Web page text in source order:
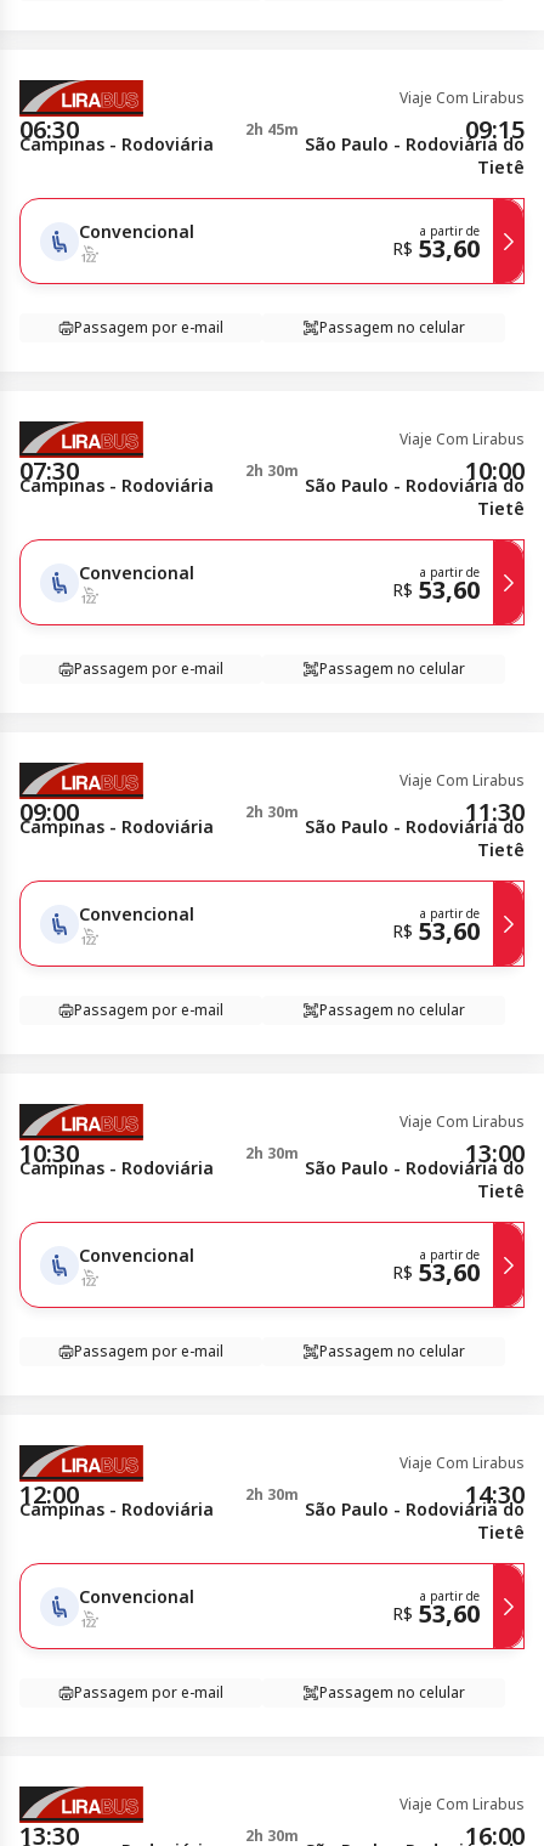
Viaje Com Lirabus
06:30 2h 45m 09:15
Campinas - Rodoviária
São Paulo - Rodoviária do
Tietê
Convencional a partir de
R$ 53,60
Passagem por e-mail Passagem no celular
Viaje Com Lirabus
07:30 2h 30m 10:00
Campinas - Rodoviária
São Paulo - Rodoviária do
Tietê
Convencional a partir de
R$ 53,60
Passagem por e-mail Passagem no celular
Viaje Com Lirabus
09:00 2h 30m 11:30
Campinas - Rodoviária
São Paulo - Rodoviária do
Tietê
Convencional a partir de
R$ 53,60
Passagem por e-mail Passagem no celular
Viaje Com Lirabus
10:30 2h 30m 13:00
Campinas - Rodoviária
São Paulo - Rodoviária do
Tietê
Convencional a partir de
R$ 53,60
Passagem por e-mail Passagem no celular
Viaje Com Lirabus
12:00 2h 30m 14:30
Campinas - Rodoviária
São Paulo - Rodoviária do
Tietê
Convencional a partir de
R$ 53,60
Passagem por e-mail Passagem no celular
Viaje Com Lirabus
13:30 2h 30m 16:00